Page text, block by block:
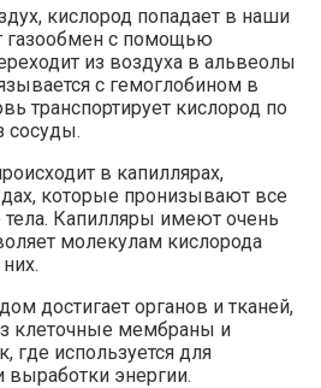
кислород попадает в наши
газообмен с помощью
из воздуха в альвеолы
с гемоглобином в
транспортирует кислород по
сосуды.
в капиллярах,
которые пронизывают все
Капилляры имеют очень
молекулам кислорода
достигает органов и тканей,
клеточные мембраны и
где используется для
выработки энергии.